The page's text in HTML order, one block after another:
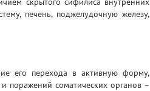
печень, поджелудочную железу,
его перехода в активную форму,
поражений соматических органов –